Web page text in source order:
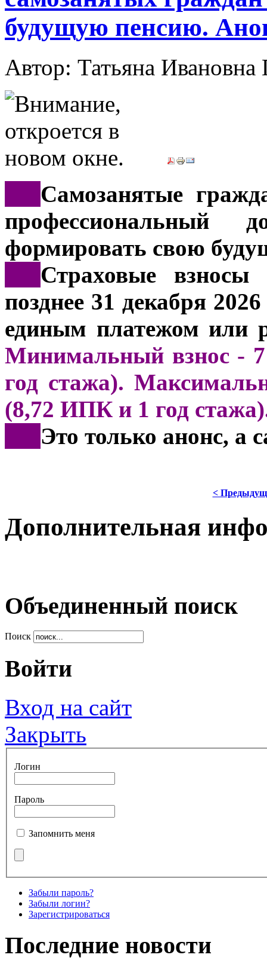
будущую пенсию.
Автор: Татьяна
Самозанятые
профессиональный
формировать свою
Страховые взносы
позднее 31 декабря
единым платежом или
Минимальный взнос -
год стажа).
(8,72 ИПК и 1 год
Это только анонс, а
<
Дополнительная
Объединенный поиск
Поиск
Войти
Вход на сайт
Закрыть
Логин
Пароль
Запомнить меня
Забыли пароль?
Забыли логин?
Зарегистрироваться
Последние новости